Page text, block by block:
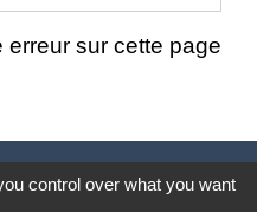
erreur sur cette page
control over what you want